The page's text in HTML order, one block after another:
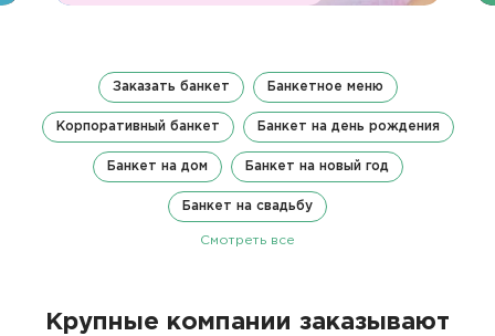
Заказать банкет Банкетное меню
Корпоративный банкет Банкет на день рождения
Банкет на дом Банкет на новый год
Банкет на свадьбу
Смотреть все
Крупные компании заказывают